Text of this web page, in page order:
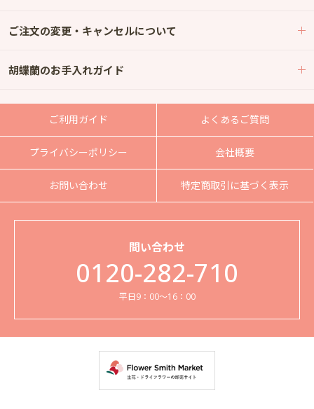
ご注文の変更・キャンセルについて
胡蝶蘭のお手入れガイド
ご利用ガイド よくあるご質問
プライバシーポリシー 会社概要
お問い合わせ 特定商取引に基づく表示
問い合わせ
0120-282-710
平日9：00～16：00